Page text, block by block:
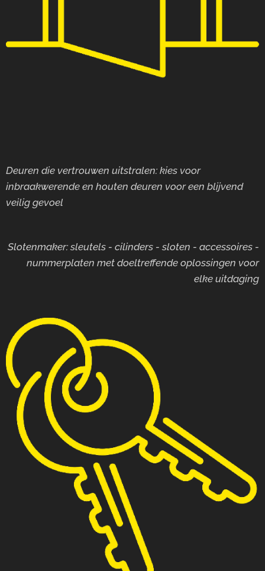
Deuren die vertrouwen uitstralen: kies voor
inbraakwerende en houten deuren vooreen blijvend
veilig gevoel
Slotenmaker: sleutels - cilinders - sloten - accessoires -
nummerplaten met doeltreffende oplossingen voor
elke uitdaging